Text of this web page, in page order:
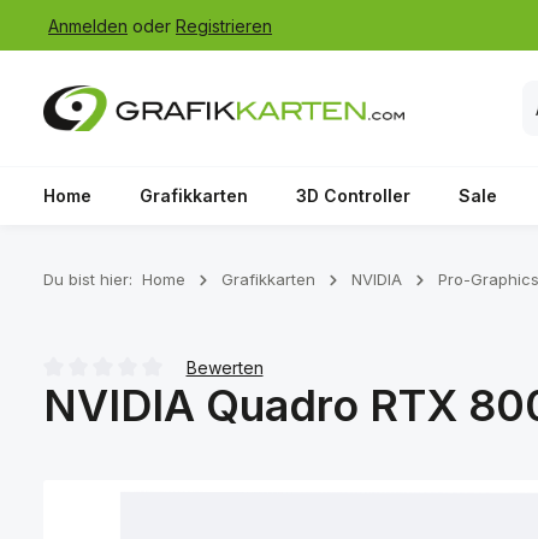
Hauptinhalt springen
Zur Suche springen
Zur Hauptnavigation springen
Anmelden oder Registrieren
Home Grafikkarten 3D Controller Sale
Du bist hier: Home Grafikkarten NVIDIA Pro-Graphics
Durchschnittliche Bewertung von 0 von 5 Sternen
Bewerten
NVIDIA Quadro RTX